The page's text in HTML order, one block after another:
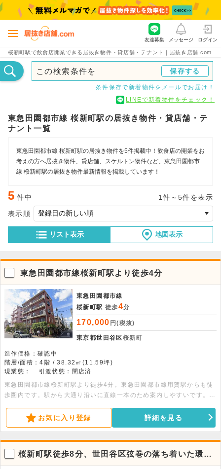
桜新町駅で飲食店開業できる居抜き物件・貸店舗・テナント｜居抜き店舗.com
友達募集 メッセージ ログイン
この検索条件を 保存する
条件保存で新着物件をメールでお届け！
LINEで新着物件をチェック！
東急田園都市線 桜新町駅の居抜き物件・貸店舗・テ
ナント一覧
東急田園都市線 桜新町駅の居抜き物件を5件掲載中！飲食店の開業をお
考えの方へ居抜き物件、貸店舗、スケルトン物件など、東急田園都市
線 桜新町駅の居抜き物件最新情報を掲載しています！
5 件中 1件～5件を表示
リスト表示 地図表示
表示順
東急田園都市線桜新町駅より徒歩4分
東急田園都市線
桜新町駅 徒歩4分
170,000 円(税抜)
東京都世田谷区桜新町
造作価格：確認中
階層/面積：4階 / 38.32㎡(11.59坪)
現業態：
引渡状態：閉店済
東急田園都市線桜新町駅より徒歩4分。東急田園都市線用賀駅からも徒
歩圏内です。駅から大通り沿いに直線一本のため案内しやすいです。前
ェがある為、打ち合わせ等に便利です。
お気に入り登録 詳細を見る
桜新町駅徒歩8分、世田谷区弦巻の落ち着いた環境
に位置する3階の店舗物件